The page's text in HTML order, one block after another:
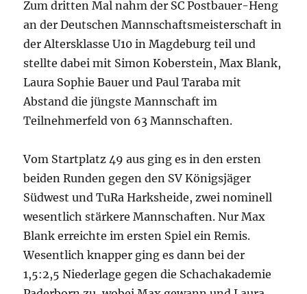
Zum dritten Mal nahm der SC Postbauer-Heng
an der Deutschen Mannschaftsmeisterschaft in
der Altersklasse U10 in Magdeburg teil und
stellte dabei mit Simon Koberstein, Max Blank,
Laura Sophie Bauer und Paul Taraba mit
Abstand die jüngste Mannschaft im
Teilnehmerfeld von 63 Mannschaften.
Vom Startplatz 49 aus ging es in den ersten
beiden Runden gegen den SV Königsjäger
Südwest und TuRa Harksheide, zwei nominell
wesentlich stärkere Mannschaften. Nur Max
Blank erreichte im ersten Spiel ein Remis.
Wesentlich knapper ging es dann bei der
1,5:2,5 Niederlage gegen die Schachakademie